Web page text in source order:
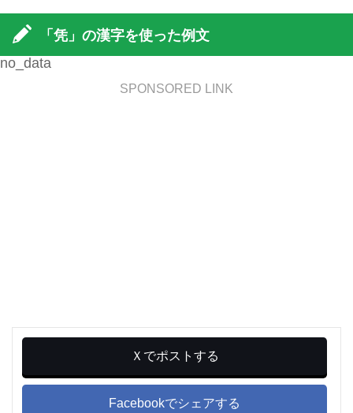
「凭」の漢字を使った例文
no_data
SPONSORED LINK
Ｘでポストする
Facebookでシェアする